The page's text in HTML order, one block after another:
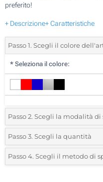
preferito!
+ Descrizione+ Caratteristiche
Passo 1. Scegli il colore
* Seleziona il colore:
Passo 2. Scegli la modalità
*Seleziona la posizione di
1 Colore (Su un lato)
Passo 3. Scegli la quantità
*Quantità desiderata:
Passo 4. Scegli il metodo di